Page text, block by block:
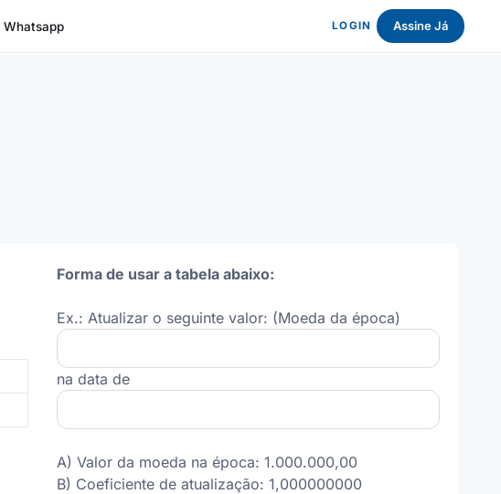
Whatsapp LOGIN Assine Já
Forma de usar a tabela abaixo:
Ex.: Atualizar o seguinte valor: (Moeda da época)
na data de
A) Valor da moeda na época: 1.000.000,00
B) Coeficiente de atualização: 1,000000000